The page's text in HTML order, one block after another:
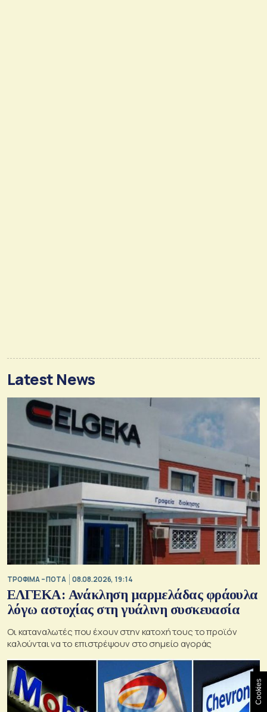
Latest News
ΤΡΟΦΙΜΑ – ΠΟΤΑ 08.08.2026, 19:14
ΕΛΓΕΚΑ: Ανάκληση μαρμελάδας φράουλα
λόγω αστοχίας στη γυάλινη συσκευασία
Οι καταναλωτές που έχουν στην κατοχή τους το προϊόν
καλούνται να το επιστρέψουν στο σημείο αγοράς
Cookies